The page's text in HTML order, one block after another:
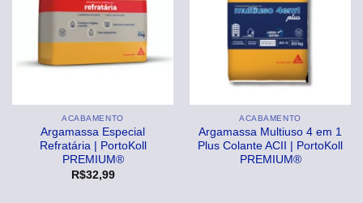
ACABAMENTO
Argamassa Especial
Refratária | PortoKoll
PREMIUM®
R$32,99
ACABAMENTO
Argamassa Multiuso 4 em 1
Plus Colante ACII | PortoKoll
PREMIUM®